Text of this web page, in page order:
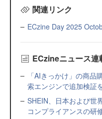
関連リンク
ECzine Day 2025
ECzineニュース連
「AIきっかけ」の商品
索エンジンで追加検証
SHEIN、日本および世
コンプライアンスの研